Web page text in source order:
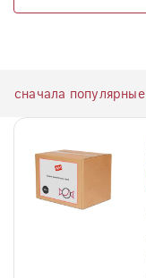
сначала популярные